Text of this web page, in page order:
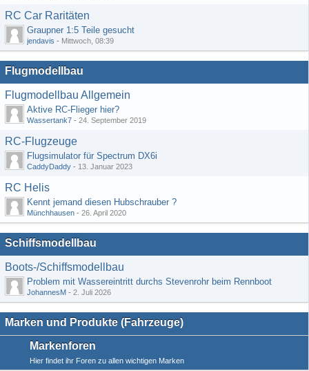
RC Car Raritäten
Graupner 1:5 Teile gesucht
jendavis - Mittwoch, 08:39
Flugmodellbau
Flugmodellbau Allgemein
Aktive RC-Flieger hier?
Wassertank7 - 24. September 2019
RC-Flugzeuge
Flugsimulator für Spectrum DX6i
CaddyDaddy - 13. Januar 2023
RC Helis
Kennt jemand diesen Hubschrauber ?
Münchhausen - 26. April 2020
Schiffsmodellbau
Boots-/Schiffsmodellbau
Problem mit Wassereintritt durchs Stevenrohr beim Rennboot
JohannesM - 2. Juli 2026
Marken und Produkte (Fahrzeuge)
Markenforen
Hier findet ihr Foren zu allen wichtigen Marken